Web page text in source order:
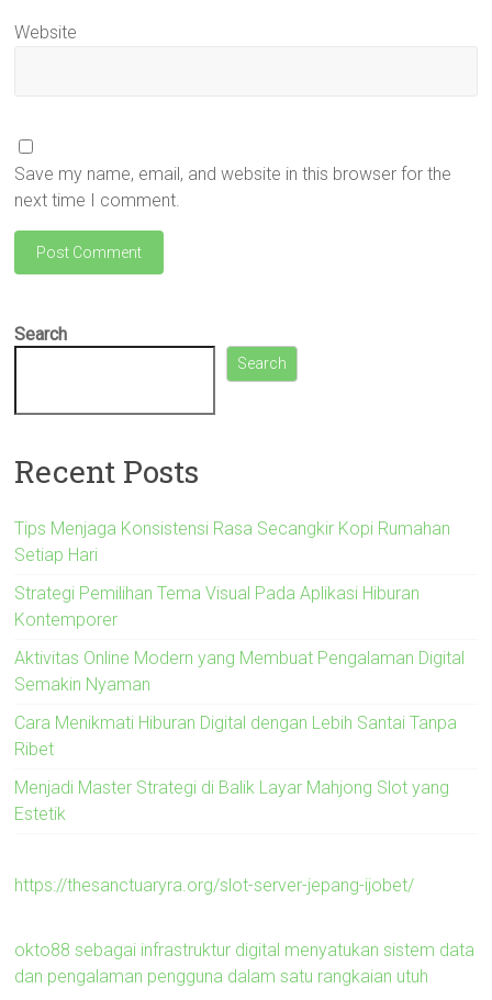
Website
Save my name, email, and website in this browser for the
next time I comment.
Search
Search
Recent Posts
Tips Menjaga Konsistensi Rasa Secangkir Kopi Rumahan
Setiap Hari
Strategi Pemilihan Tema Visual Pada Aplikasi Hiburan
Kontemporer
Aktivitas Online Modern yang Membuat Pengalaman Digital
Semakin Nyaman
Cara Menikmati Hiburan Digital dengan Lebih Santai Tanpa
Ribet
Menjadi Master Strategi di Balik Layar Mahjong Slot yang
Estetik
https://thesanctuaryra.org/slot-server-jepang-ijobet/
okto88 sebagai infrastruktur digital menyatukan sistem data
dan pengalaman pengguna dalam satu rangkaian utuh